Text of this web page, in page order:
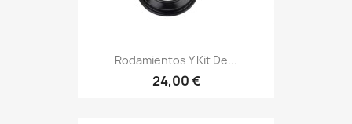
Rodamientos Y Kit De...
24,00 €